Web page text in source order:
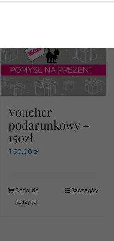
Voucher
podarunkowy –
150zł
150,00 zł
Dodaj do
koszyka
Szczegóły